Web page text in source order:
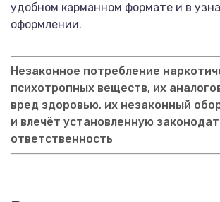
удобном карманном формате и в
оформлении.
Незаконное потребление
психотропных веществ, их
вред здоровью, их незаконный
и влечёт установленную
ответственность